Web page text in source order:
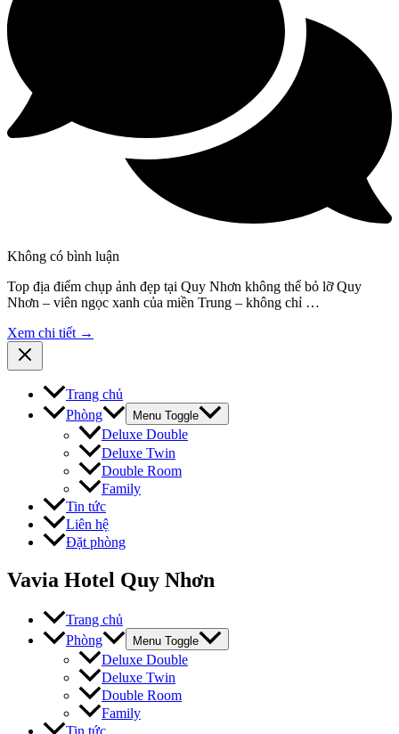
Không có bình luận
Top địa điểm chụp ảnh đẹp tại Quy Nhơn không thể bỏ lỡ Quy
Nhơn – viên ngọc xanh của miền Trung – không chỉ …
Xem chi tiết →
Trang chủ
Phòng
Menu Toggle
Deluxe Double
Deluxe Twin
Double Room
Family
Tin tức
Liên hệ
Đặt phòng
Vavia Hotel Quy Nhơn
Trang chủ
Phòng
Menu Toggle
Deluxe Double
Deluxe Twin
Double Room
Family
Tin tức